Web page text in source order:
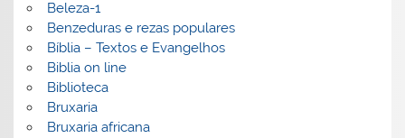
Beleza-1
Benzeduras e rezas populares
Bíblia – Textos e Evangelhos
Biblia on line
Biblioteca
Bruxaria
Bruxaria africana